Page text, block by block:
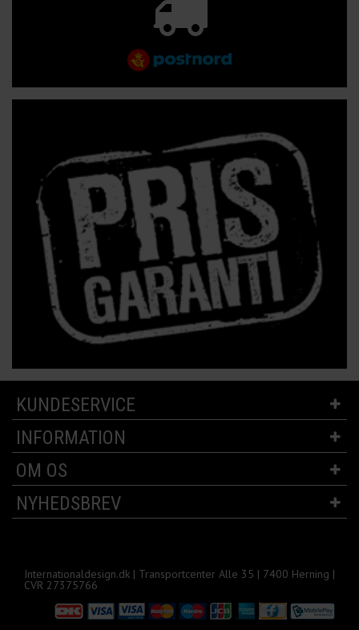
KUNDESERVICE
INFORMATION
OM OS
NYHEDSBREV
Internationaldesign.dk | Transportcenter Alle 35 | 7400 Herning |
CVR 27375766